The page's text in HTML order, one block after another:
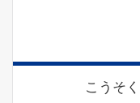
こうそ